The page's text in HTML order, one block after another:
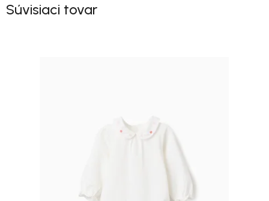
Súvisiaci tovar